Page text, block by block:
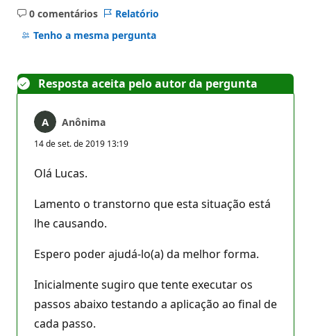
0 comentários
Sem
comentários
Relatório
Tenho a mesma pergunta
Resposta aceita pelo autor da pergunta
Anônima
14 de set. de 2019 13:19
Olá Lucas.
Lamento o transtorno que esta situação está
lhe causando.
Espero poder ajudá-lo(a) da melhor forma.
Inicialmente sugiro que tente executar os
passos abaixo testando a aplicação ao final de
cada passo.